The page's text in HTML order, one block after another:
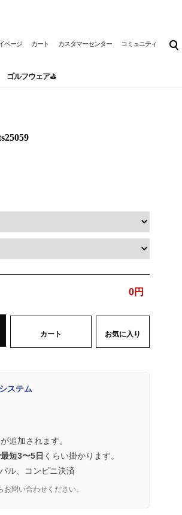
ページ カート カスタマーセンター コミュニティ
ゴルフウェア⛳
0円
カート お気に入り
ステム
が追加されます。
短3〜5日 くらい掛かります。
ル、コンビニ決済
お問い合わせください。